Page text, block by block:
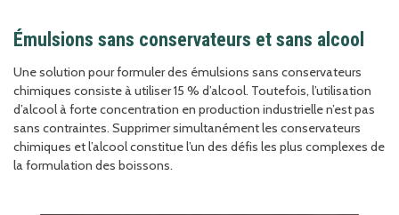
Émulsions sans conservateurs et sans alcool
Une solution pour formuler des émulsions sans conservateurs
chimiques consiste à utiliser 15 % d’alcool. Toutefois, l’utilisation
d’alcool à forte concentration en production industrielle n’est pas
sans contraintes. Supprimer simultanément les conservateurs
chimiques et l’alcool constitue l’un des défis les plus complexes de
la formulation des boissons.